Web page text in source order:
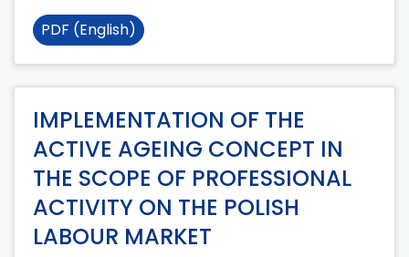
PDF (English)
IMPLEMENTATION OF THE
ACTIVE AGEING CONCEPT IN
THE SCOPE OF PROFESSIONAL
ACTIVITY ON THE POLISH
LABOUR MARKET